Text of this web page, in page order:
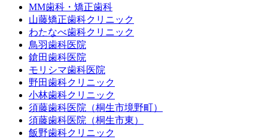
MM歯科・矯正歯科
山藤矯正歯科クリニック
わたなべ歯科クリニック
鳥羽歯科医院
鎗田歯科医院
モリシマ歯科医院
野田歯科クリニック
小林歯科クリニック
須藤歯科医院（桐生市境野町）
須藤歯科医院（桐生市東）
飯野歯科クリニック